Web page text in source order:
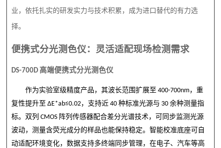
业，依托扎实的研发实力与技术积累，成为进口替代的有力选
择。
便携式分光测色仪：灵活适配现场检测需求
DS-700D 高端便携式分光测色仪
作为实验室级精度产品，其波长范围扩展至 400-700nm，重
复性提升至ΔE*ab≤0.02，支持近40种标准光源与 30余种测量指
标。双列CMOS 阵列传感器配合差分光谱技术，可同步监测光源
波动，测量含荧光成分的样品也能保持稳定。智能校准底座可自
动适配环境变化，数据支持多终端同步管理，在电子、汽车等高